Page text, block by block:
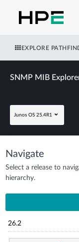
EXPLORE
SNMP MIB
Junos OS 25.4R1
Navigate
Select a release to
hierarchy.
26.2